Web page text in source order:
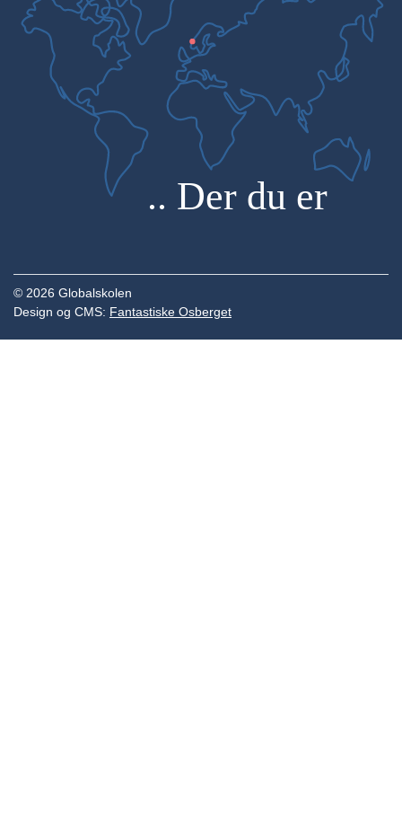
© 2026 Globalskolen
Design og CMS: Fantastiske Osberget